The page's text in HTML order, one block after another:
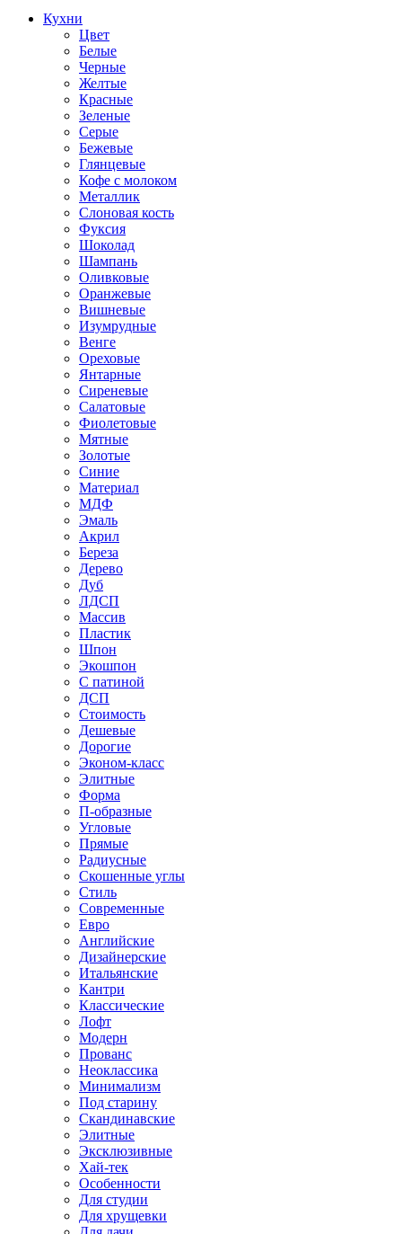
Кухни
Цвет
Белые
Черные
Желтые
Красные
Зеленые
Серые
Бежевые
Глянцевые
Кофе с молоком
Металлик
Слоновая кость
Фуксия
Шоколад
Шампань
Оливковые
Оранжевые
Вишневые
Изумрудные
Венге
Ореховые
Янтарные
Сиреневые
Салатовые
Фиолетовые
Мятные
Золотые
Синие
Материал
МДФ
Эмаль
Акрил
Береза
Дерево
Дуб
ЛДСП
Массив
Пластик
Шпон
Экошпон
С патиной
ДСП
Стоимость
Дешевые
Дорогие
Эконом-класс
Элитные
Форма
П-образные
Угловые
Прямые
Радиусные
Скошенные углы
Стиль
Современные
Евро
Английские
Дизайнерские
Итальянские
Кантри
Классические
Лофт
Модерн
Прованс
Неоклассика
Минимализм
Под старину
Скандинавские
Элитные
Эксклюзивные
Хай-тек
Особенности
Для студии
Для хрущевки